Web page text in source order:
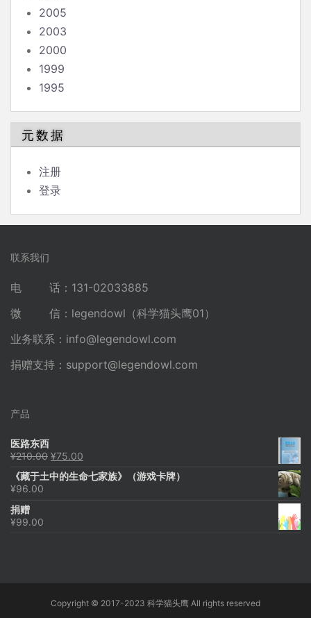
2005
2003
2000
1999
1995
元数据
注册
登录
联系我们
电 话：131-02033885
微 信：legendowl（科学猫头鹰01）
业务联系： info@legendowl.com
捐赠支持： support@legendowl.com
产品
医路东西
¥210.00 原
为：
¥75.00
价
《藏于土中的生命七家族》（游戏卡牌）
¥96.00
捐赠
¥99.00
Copyright © 2017-2023 科学猫头鹰 All rights reserved